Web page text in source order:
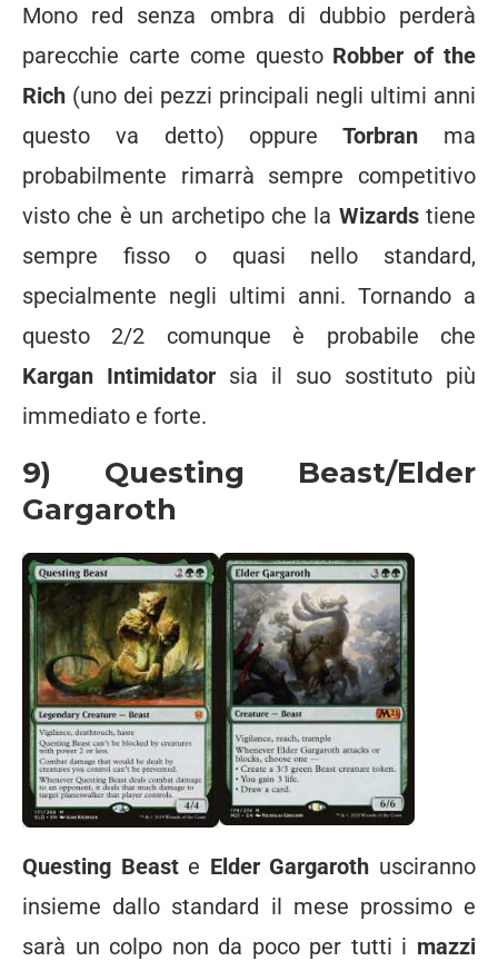
Mono red senza ombra di dubbio perderà
parecchie carte come questo Robber of the
Rich (uno dei pezzi principali negli ultimi anni
questo va detto) oppure Torbran ma
probabilmente rimarrà sempre competitivo
visto che è un archetipo che la Wizardstiene
sempre fisso o quasi nello standard,
specialmente negli ultimi anni. Tornando a
questo 2/2 comunque è probabile che
Kargan Intimidator sia il suo sostituto più
immediato e forte.
9) Questing Beast/Elder
Gargaroth
Questing Beaste Elder Gargaroth usciranno
insieme dallo standard il mese prossimo e
sarà un colpo non da poco per tutti i mazzi